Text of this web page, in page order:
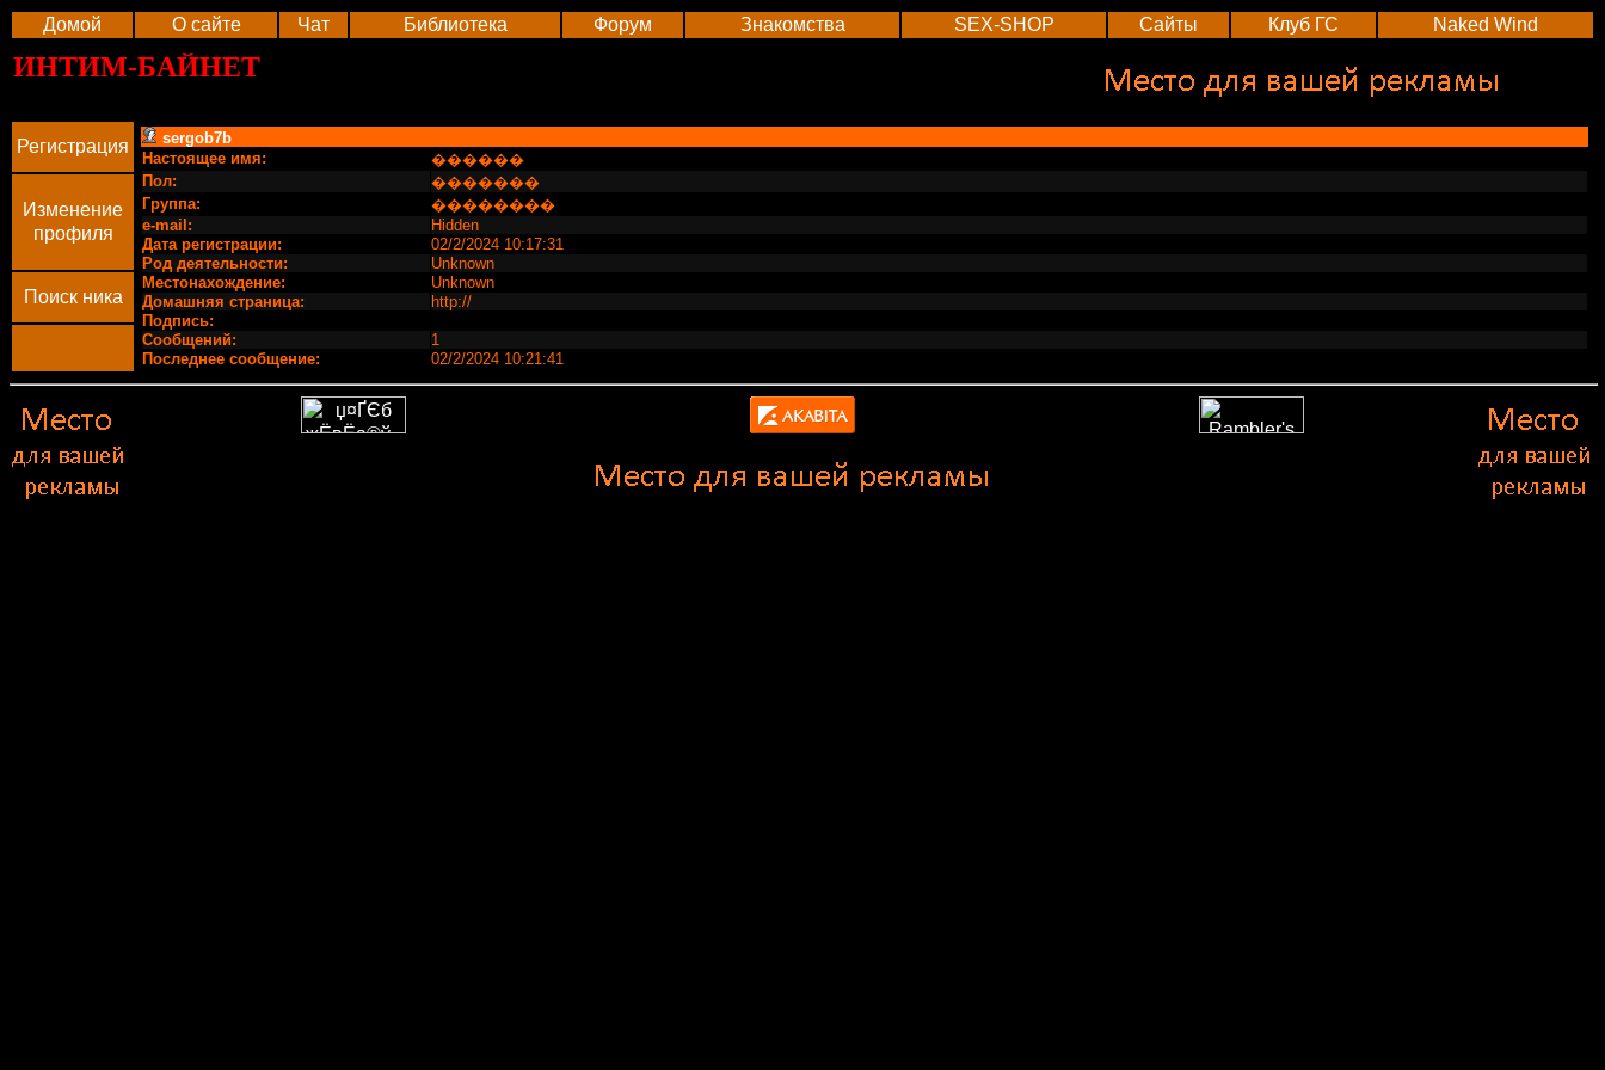
Домой О сайте Чат Библиотека Форум Знакомства SEX-SHOP Сайты Клуб ГС Naked Wind
ИНТИМ-БАЙНЕТ
Регистрация
sergob7b
Настоящее имя:
������
Пол:
�������
Группа:
��������
e-mail:
Hidden
Дата регистрации:
02/2/2024 10:17:31
Род деятельности:
Unknown
Местонахождение:
Unknown
Домашняя страница:
http://
Подпись:
Сообщений:
1
Последнее сообщение:
02/2/2024 10:21:41
Изменение
профиля
Поиск ника